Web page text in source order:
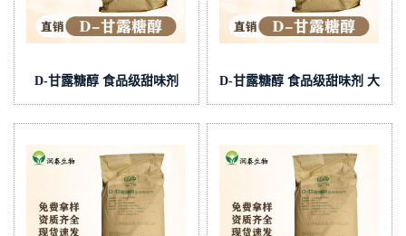
D-甘露糖醇 食品级甜味剂
D-甘露糖醇 食品级甜味剂 大
量